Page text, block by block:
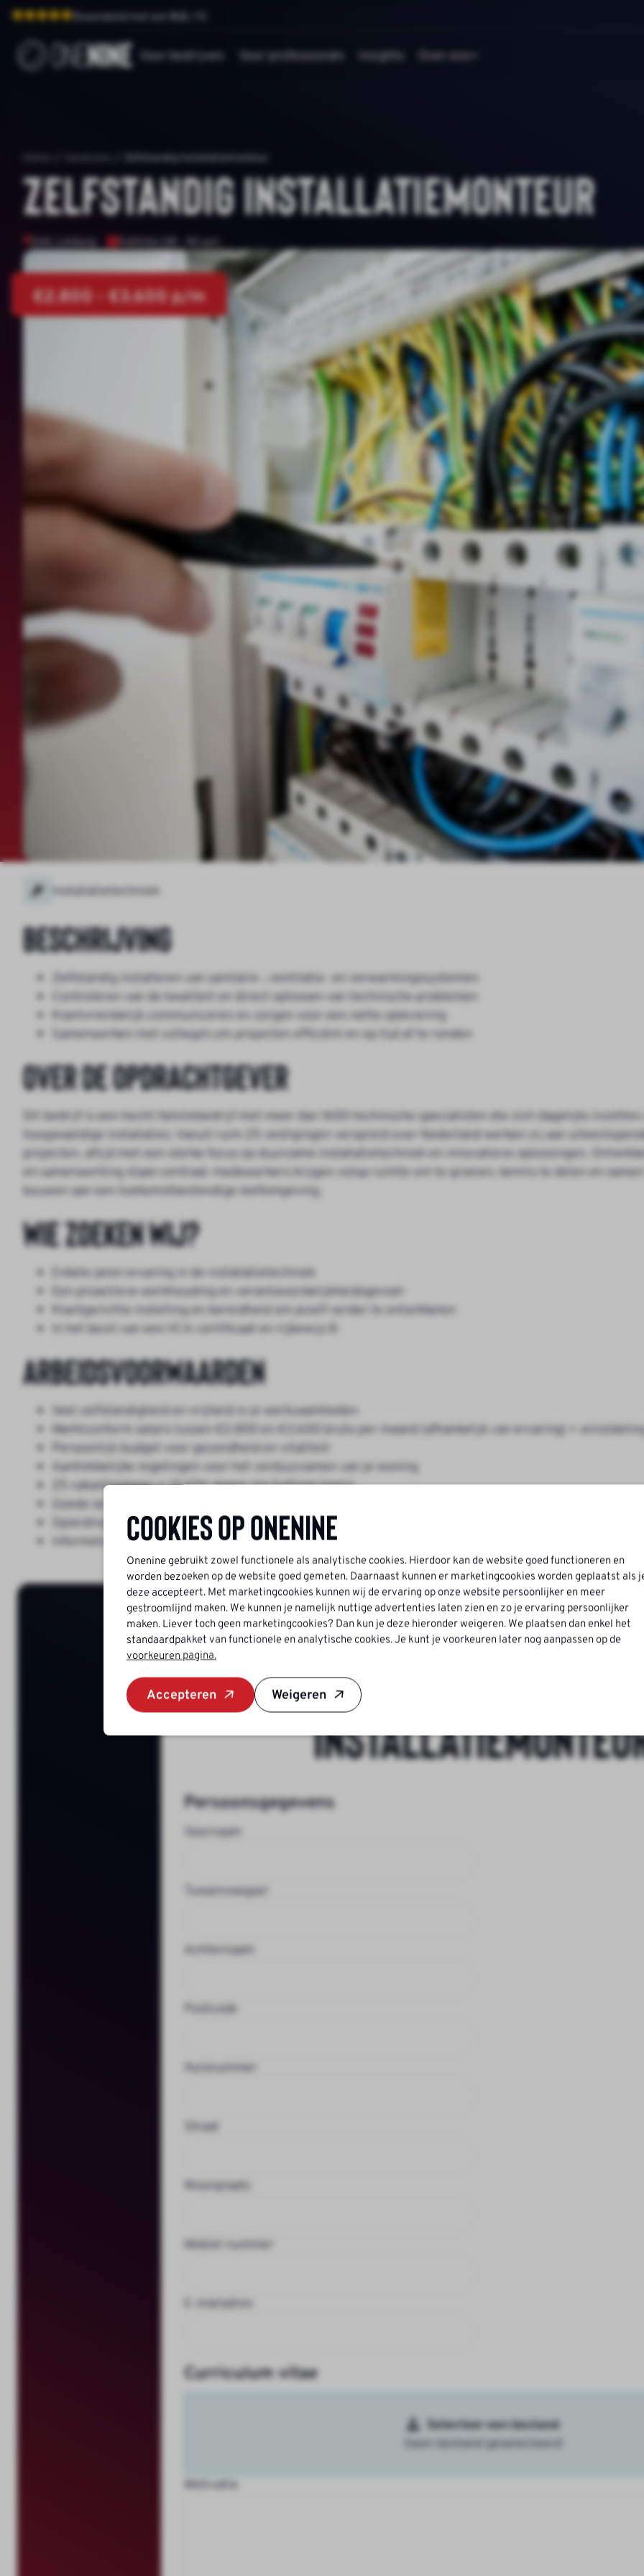
Beoordeeld met een 9.0
Voor bedrijven Voor professionals Insights Over ons
Zelfstandig Installatiemonteur
Zelfstandig Installatiemonteur
Echt, Limburg Fulltime (38 - 40 uur)
€2.800 - €3.600 p/m
Installatietechniek
Beschrijving
Zelfstandig installeren van sanitaire-, ventilatie- en verwarmingssystemen
Controleren van de kwaliteit en direct oplossen van technische problemen
Klantvriendelijk communiceren en zorgen voor een nette oplevering
Samenwerken met collega’s om projecten efficiënt en op tijd af te ronden
Over de opdrachtgever
Dit bedrijf is een hecht familiebedrijf met meer dan 1600 technische specialisten die zich dagelijks
hoogwaardige installaties. Vanuit ruim 25 vestigingen verspreid over Nederland werken zij aan
projecten, altijd met een sterke focus op duurzame installatietechniek en innovatieve oplossingen.
en samenwerking staan centraal: medewerkers krijgen volop ruimte om te groeien, kennis te delen en
bouwen aan een toekomstbestendige leefomgeving.
Wie zoeken wij?
Enkele jaren ervaring in de installatietechniek
Een proactieve werkhouding en verantwoordelijkheidsgevoel
Klantgerichte instelling en bereidheid om jezelf verder te ontwikkelen
In het bezit van een VCA-certificaat en rijbewijs B
Arbeidsvoorwaarden
Veel zelfstandigheid en vrijheid in je werkzaamheden
Marktconform salaris tussen €2.800 en €3.600 bruto per maand (afhankelijk van ervaring) +
Persoonlijk budget voor gezondheid en vitaliteit
Aantrekkelijke regelingen voor het verduurzamen van je woning
25 vakantiedagen + 13 ADV-dagen (op fulltime basis)
Goede secundaire arbeidsvoorwaarden, waaronder een pensioenregeling
Opleidings- en doorgroeimogelijkheden via interne academy en e-learning
Informele werksfeer met teamuitjes en jaarlijkse evenementen
Solliciteer voor:
Persoonsgegevens
Voornaam
Tussenvoegsel
Achternaam
Postcode
Huisnummer
Straat
Woonplaats
Mobiel nummer
E-mailadres
Curriculum vitae
Geen bestand geselecteerd
Selecteer een bestand
Motivatie
Cookies op Onenine
Onenine gebruikt zowel functionele als analytische cookies. Hierdoor kan de website goed functioneren en
worden bezoeken op de website goed gemeten. Daarnaast kunnen er marketingcookies worden geplaatst als
deze accepteert. Met marketingcookies kunnen wij de ervaring op onze website persoonlijker en meer
gestroomlijnd maken. We kunnen je namelijk nuttige advertenties laten zien en zo je ervaring persoonlijker
maken. Liever toch geen marketingcookies? Dan kun je deze hieronder weigeren. We plaatsen dan enkel het
standaardpakket van functionele en analytische cookies. Je kunt je voorkeuren later nog aanpassen op de
voorkeuren pagina.
Accepteren Weigeren